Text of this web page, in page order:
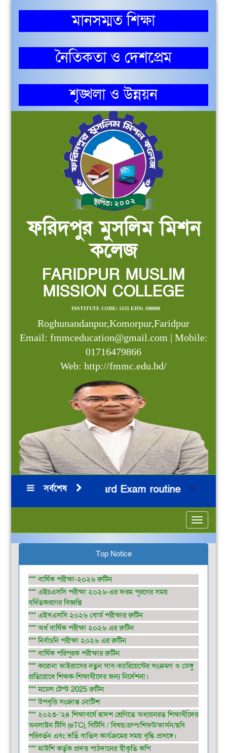
মানসম্মত শিক্ষা
নৈতিকতা ও দেশপ্রেম
শৃঙ্খলা ও উন্নয়ন
ফরিদপুর মুসলিম মিশন
কলেজ
FARIDPUR MUSLIM
MISSION COLLEGE
INSTITUTE CODE: 5135 EIIN: 108800
Roghunandanpur,Komorpur,Faridpur
Email: fmmceducation@gmail.com | Mobile:
01716479866
Web: http://fmmc.edu.bd/
সর্বশেষ
HSC 2026 Board Exam routine*** ***
Toggle
Top Notice
*** বার্ষিক পরীক্ষা-২০২৬ রুটিন
*** এইচএসসি পরীক্ষা ২০২৬-এর ফরম পূরণের সময়
বর্ধিতকরণের বিজ্ঞপ্তি
*** এইসএসসি ২০২৬ বোর্ড পরীক্ষার রুটিন
*** অর্ধ বার্ষিক পরীক্ষা ২০২৬ এর রুটিন
*** নির্বাচনি পরীক্ষা ২০২৬ এর রুটিন
*** বার্ষিক পরিপূরক পরীক্ষার রুটিন
*** করোনা ভাইরাসের নতুন সাব-ভ্যারিয়েন্টের সংক্রমণ ও ডেঙ্গু
প্রতিরোধে শিক্ষক-শিক্ষাথীদের জন্য নির্দেশনা।
*** মডেল টেস্ট 2025 রুটিন
*** উপবৃত্তি সংক্রান্ত নোটিশ
*** ২০২৩-’২৪ শিক্ষাবর্ষে দ্বাদশ শ্রেণিতে অধ্যয়নরত শিক্ষার্থীদের
অনলাইন টিসি (eTC), বিটিসি / বিষয়/গ্রুপ/শিফট/ভার্সন/ছবি
পরিবর্তন এবং ভর্তি বাতিল কার্যক্রমের সময় বৃদ্ধি প্রসঙ্গে।
*** মাউশি কর্তৃক প্রদত্ত পাঠদানের স্বীকৃতি কপি